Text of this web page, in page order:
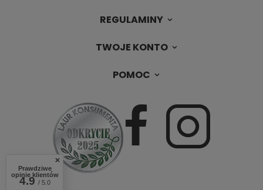
REGULAMINY
TWOJE KONTO
POMOC
Prawdziwe
opinie klientów
4.9/ 5.0